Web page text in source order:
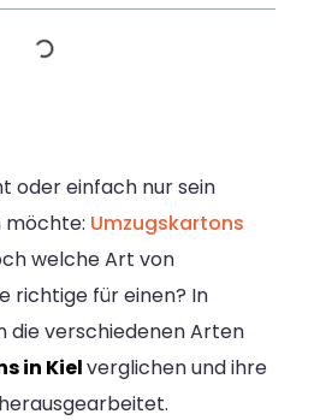
oder einfach nur sein
möchte: Umzugskartons
welche Art von
richtige für einen? In
die verschiedenen Arten
in Kielverglichen und ihre